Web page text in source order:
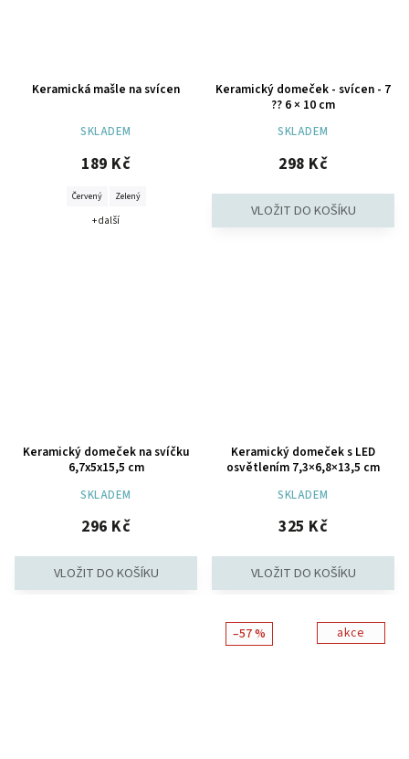
Keramická mašle na svícen
SKLADEM
189 Kč
Červený Zelený
+ další
Keramický domeček - svícen - 7
?? 6 × 10 cm
SKLADEM
298 Kč
Keramický domeček na svíčku
6,7x5x15,5 cm
SKLADEM
296 Kč
Keramický domeček s LED
osvětlením 7,3×6,8×13,5 cm
SKLADEM
325 Kč
akce
–57 %